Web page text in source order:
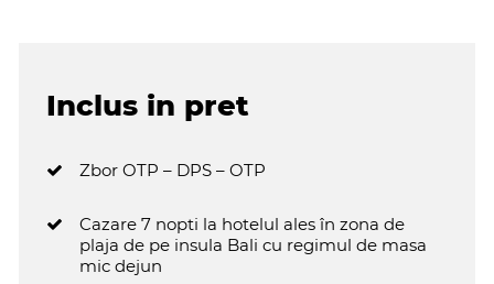
Inclus in pret
Zbor OTP – DPS – OTP
Cazare 7 nopti la hotelul ales în zona de
plaja de pe insula Bali cu regimul de masa
mic dejun